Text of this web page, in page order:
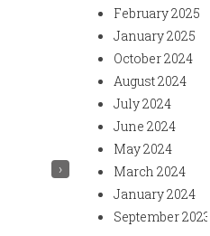
›
February 2025
January 2025
October 2024
August 2024
July 2024
June 2024
May 2024
March 2024
January 2024
September 2023